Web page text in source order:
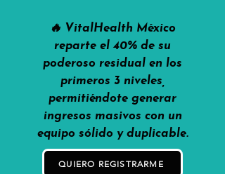
🔥 VitalHealth México
reparte el 40% de su
poderoso residual en los
primeros 3 niveles,
permitiéndote generar
ingresos masivos con un
equipo sólido y duplicable.
QUIERO REGISTRARME